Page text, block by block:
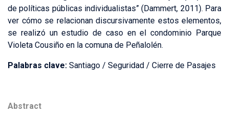
de políticas públicas individualistas” (Dammert, 2011). Para
ver cómo se relacionan discursivamente estos elementos,
se realizó un estudio de caso en el condominio Parque
Violeta Cousiño en la comuna de Peñalolén.
Palabras clave: Santiago / Seguridad / Cierre de Pasajes
Abstract